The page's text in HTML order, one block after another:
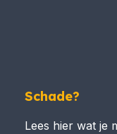
Schade?
Lees hier wat je